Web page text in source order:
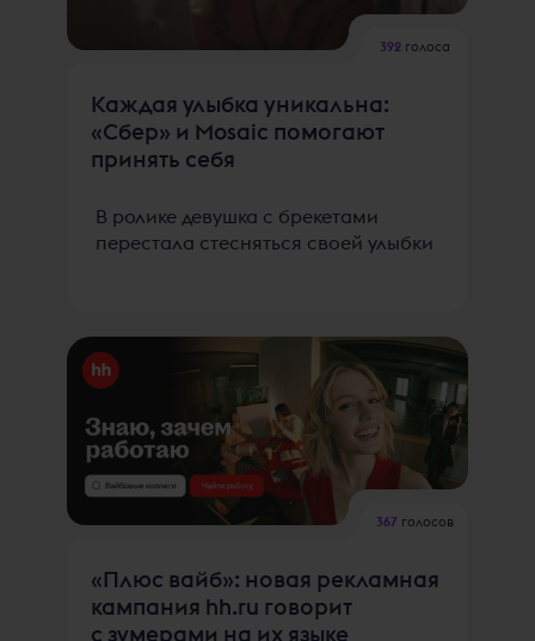
392голоса
Каждая улыбка уникальна:
«Сбер» и Mosaic помогают
принять себя
В ролике девушка с брекетами
перестала стесняться своей улыбки
367голосов
«Плюс вайб»: новая рекламная
кампания hh.ru говорит
с зумерами на их языке